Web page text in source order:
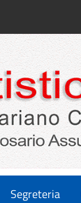
Segreteria